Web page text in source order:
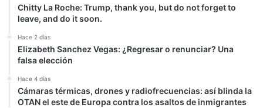
Chitty La Roche: Trump, thank you, but do not forget to
leave, and do it soon.
Hace 2 días
Elizabeth Sanchez Vegas: ¿Regresar o renunciar? Una
falsa elección
Hace 4 días
Cámaras térmicas, drones y radiofrecuencias: así blinda la
OTAN el este de Europa contra los asaltos de inmigrantes